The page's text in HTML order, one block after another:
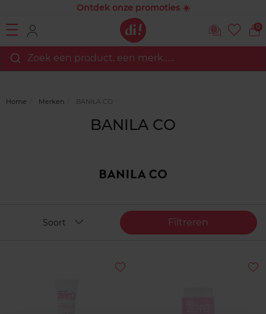
Ontdek onze promoties ☀️
0
Zoek een product, een merk…...
Home Merken BANILA CO
BANILA CO
Filtreren
Soort